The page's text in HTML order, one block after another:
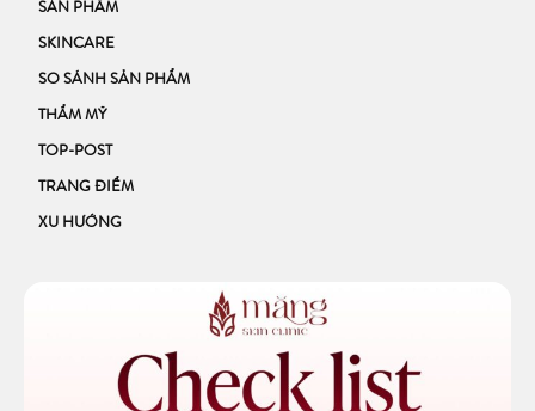
SẢN PHẨM
SKINCARE
SO SÁNH SẢN PHẨM
THẨM MỸ
TOP-POST
TRANG ĐIỂM
XU HƯỚNG